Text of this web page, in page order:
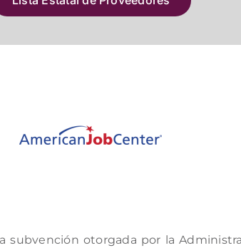
subvención otorgada por la